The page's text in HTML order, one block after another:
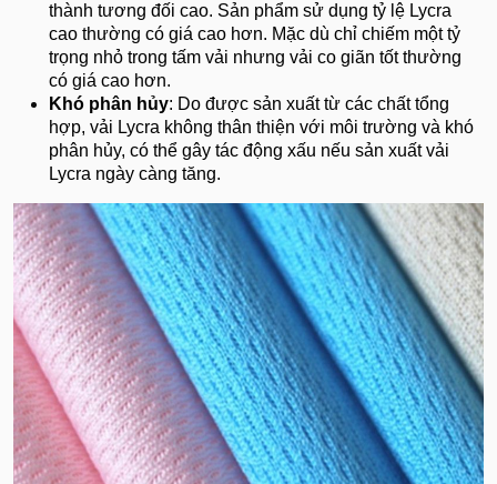
thành tương đối cao. Sản phẩm sử dụng tỷ lệ Lycra
cao thường có giá cao hơn. Mặc dù chỉ chiếm một tỷ
trọng nhỏ trong tấm vải nhưng vải co giãn tốt thường
có giá cao hơn.
Khó phân hủy: Do được sản xuất từ các chất tổng
hợp, vải Lycra không thân thiện với môi trường và khó
phân hủy, có thể gây tác động xấu nếu sản xuất vải
Lycra ngày càng tăng.